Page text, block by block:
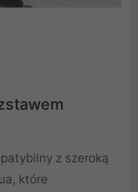
z szeroką
które